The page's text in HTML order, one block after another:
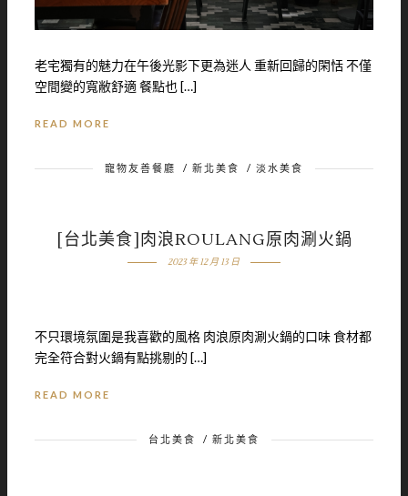
老宅獨有的魅力在午後光影下更為迷人 重新回歸的閑恬 不僅
空間變的寬敝舒適 餐點也 […]
READ MORE
寵物友善餐廳 / 新北美食 / 淡水美食
[台北美食]肉浪ROULANG原肉涮火鍋
2023 年 12 月 13 日
不只環境氛圍是我喜歡的風格 肉浪原肉涮火鍋的口味 食材都
完全符合對火鍋有點挑剔的 […]
READ MORE
台北美食 / 新北美食